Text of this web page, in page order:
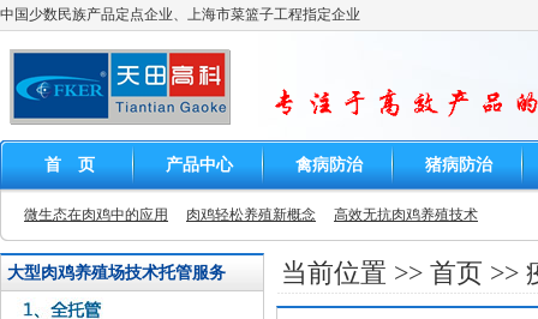
中国少数民族产品定点企业、上海市菜篮子工程指定企业
首 页 产品中心 禽病防治 猪病防治
微生态在肉鸡中的应用 肉鸡轻松养殖新概念 高效无抗肉鸡养殖技术
大型肉鸡养殖场技术托管服务 当前位置 >> 首页 >>